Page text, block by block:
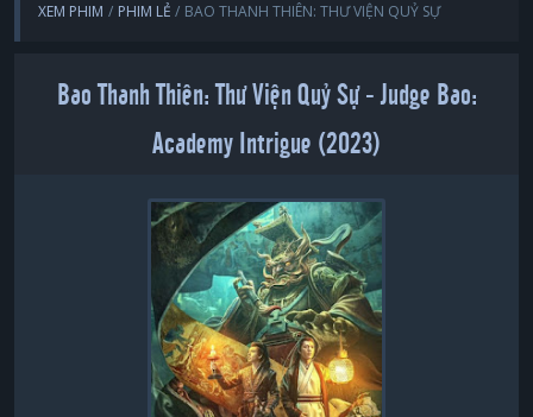
XEM PHIM PHIM LẺ BAO THANH THIÊN: THƯ VIỆN QUỶ SỰ
Bao Thanh Thiên: Thư Viện Quỷ Sự - Judge Bao:
Academy Intrigue (2023)